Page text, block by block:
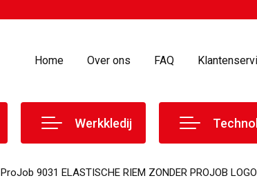
Home Over ons FAQ
Werkkledij
ProJob 9031 ELASTISCHE RIEM ZONDER PROJOB LOGO